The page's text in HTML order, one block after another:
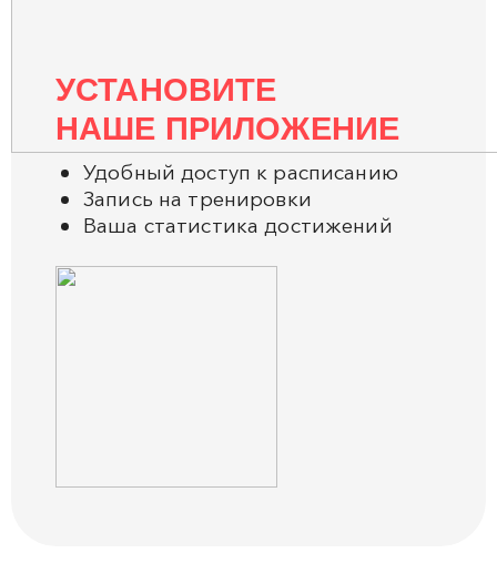
УСТАНОВИТЕ
НАШЕ ПРИЛОЖЕНИЕ
Удобный доступ к расписанию
Запись на тренировки
Ваша статистика достижений